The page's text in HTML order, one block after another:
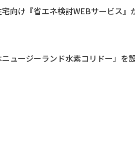
向け『省エネ検討WEBサービス
ニュージーランド水素コリドー」を